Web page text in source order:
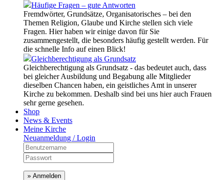
Häufige Fragen – gute Antworten
Fremdwörter, Grundsätze, Organisatorisches – bei den
Themen Religion, Glaube und Kirche stellen sich viele
Fragen. Hier haben wir einige davon für Sie
zusammengestellt, die besonders häufig gestellt werden. Für
die schnelle Info auf einen Blick!
Gleichberechtigung als Grundsatz
Gleichberechtigung als Grundsatz - das bedeutet auch, dass
bei gleicher Ausbildung und Begabung alle Mitglieder
dieselben Chancen haben, ein geistliches Amt in unserer
Kirche zu bekommen. Deshalb sind bei uns hier auch Frauen
sehr gerne gesehen.
Shop
News & Events
Meine Kirche
Neuanmeldung / Login
» Anmelden